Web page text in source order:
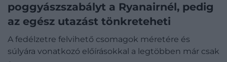
poggyászszabályt a Ryanairnél, pedig
az egész utazást tönkreteheti
A fedélzetre felvihető csomagok méretére és
súlyára vonatkozó előírásokkal a legtöbben már csak